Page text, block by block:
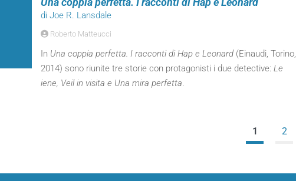
di Joe R. Lansdale
Roberto Matteucci
In Una coppia perfetta. I racconti di Hap e Leonard (Einaudi, Torino,
2014) sono riunite tre storie con protagonisti i due detective: Le
iene, Veil in visita e Una mira perfetta.
1 2